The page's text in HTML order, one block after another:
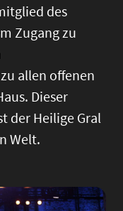
des
Zugang zu
allen offenen
Dieser
der Heilige Gral
Welt.